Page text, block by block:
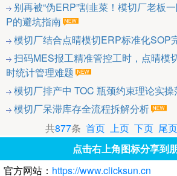
别再被“伪ERP”割韭菜！模切厂老板
P的避坑指南
模切厂结合点晴模切ERP标准化SOP
扫码MES报工精准管控工时，点晴模
时统计管理难题
模切厂排产中 TOC 瓶颈约束理论实操
模切厂呆滞库存全流程拆解分析
共877条 首页 上页 下页 尾页
点击右上角图标分享到
官方网站： https://www.clicksun.cn